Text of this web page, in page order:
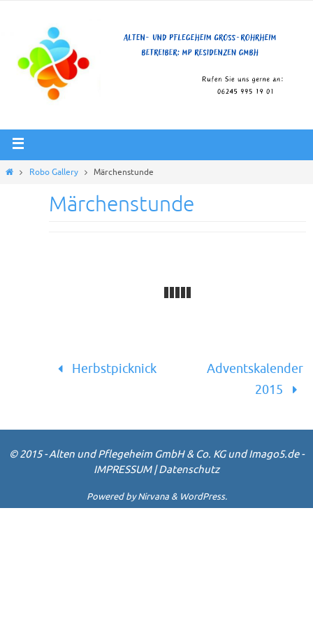
Robo Gallery Märchenstunde
Märchenstunde
Herbstpicknick
Adventskalender
2015
© 2015 - Alten und Pflegeheim GmbH & Co. KG und Imago5.de -
IMPRESSUM|Datenschutz
Powered byNirvana& WordPress.